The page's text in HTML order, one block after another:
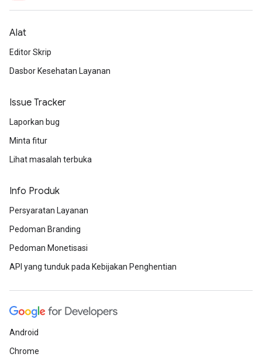
Alat
Editor Skrip
Dasbor Kesehatan Layanan
Issue Tracker
Laporkan bug
Minta fitur
Lihat masalah terbuka
Info Produk
Persyaratan Layanan
Pedoman Branding
Pedoman Monetisasi
API yang tunduk pada Kebijakan Penghentian
Android
Chrome